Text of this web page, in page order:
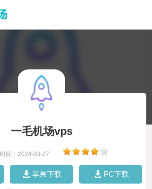
一毛机场vps
时间：2024-03-27
苹果下载 PC下载